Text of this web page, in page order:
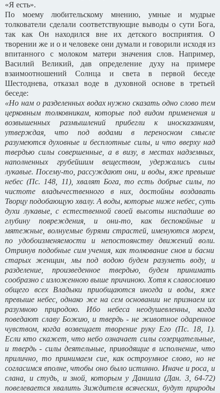
«Я есть».
По моему любительскому мнению, умные и мудрые
толкователи сделали соответствующие выводы о сути Бога,
так как Он находился вне их детского восприятия. О
творении же и о и человеке они думали и говорили исходя из
впитанного с молоком матери значения слов. Например,
Василий Великий, дав определение духу на примере
взаимоотношений Солнца и света в первой беседе
Шестоднева, отказал воде в духовной основе в третьей
беседе:
«Но нам о разделенных водах нужно сказать одно слово тем
церковным толковникам, которые под видом применения и
возвышенных размышлений прибегли к иносказаниям,
утверждая, что под водами в переносном смысле
разумеются духовные и бесплотные силы, и что вверху над
твердью силы совершенные, а в визу, в местах надземных,
наполненных грубейшим веществом, удержались силы
лукавые. Посему-то, рассуждают они, и воды, яже превыше
небес (Пс. 148, 11), хвалят Бога, то есть добрые силы, по
чистоте владычественного в них, достойны воздавать
Творцу подобающую хвалу. А воды, которые ниже небес, суть
духи лукавые, с естественной своей высоты ниспадшие во
глубину повреждения, и они-то, как беспокойные и
мятежные, волнуемые бурями страстей, именуются морем,
по удобоизменяемости и непостоянству движений воли.
Отринув подобные сим учения, как толкование снов и басни
старых женщин, мы под водою будем разуметь воду, и
разделение, произведенное твердью, будем принимать
сообразно с изложенною выше причиною. Хотя к славословию
общего всех Владыки приобщаются иногда и воды, яже
превыше небес, однако же на сем основании не признаем их
разумною природою. Ибо небеса неодушевленны, когда
поведают славу Божию, и твердь - не животное одаренное
чувством, когда возвещает творение руку Его (Пс. 18, 1).
Если кто скажет, что небо означает силы созерцательные,
и твердь - силы деятельные, приводящие в исполнение, что
прилично, то принимаем cиe, как остроумное слово, но не
согласимся вполне, чтобы оно было истинно. Иначе и роса, и
слана, и студь, и зной, которым у Даниила (Дан. 3, 64-72)
повелевается хвалить Зиждителя всяческих, будут природы